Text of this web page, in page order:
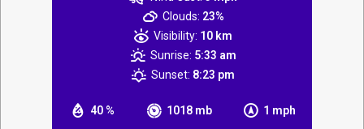
40 % 1018 mb 1 mph
Clouds: 23%
Visibility: 10 km
Sunrise: 5:33 am
Sunset: 8:23 pm